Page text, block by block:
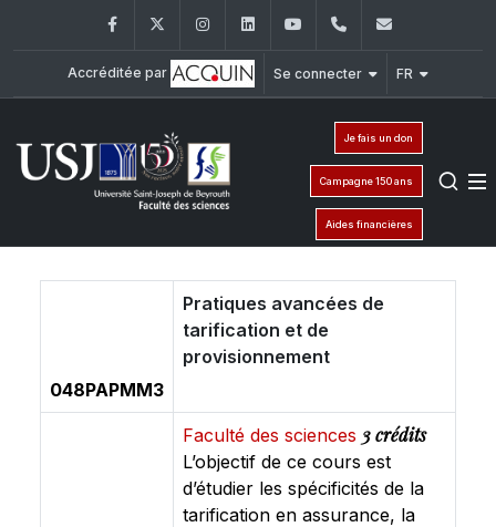
FacebookTwitter InstagramLinkedInYouTube+961 (1) 421 368
Accréditée par Se connecter FR
Je fais un don
Campagne 150 ans
Aides financières
048PAPMM3
Pratiques avancées de
tarification et de
provisionnement
Faculté des sciences 3 crédits
L’objectif de ce cours est
d’étudier les spécificités de la
tarification en assurance, la